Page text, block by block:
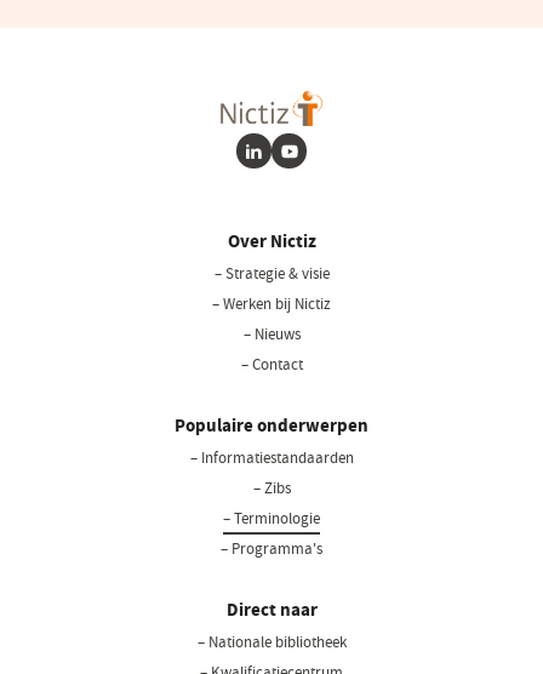
LinkedInYoutube
Over Nictiz
– Strategie & visie
– Werken bij Nictiz
– Nieuws
– Contact
Populaire onderwerpen
– Informatiestandaarden
– Zibs
– Terminologie
– Programma's
Direct naar
– Nationale bibliotheek(opent